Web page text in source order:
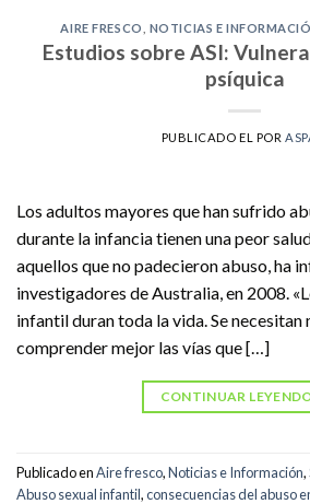
AIRE FRESCO NOTICIAS E
Estudios sobre ASI:
psíquica
PUBLICADO EL POR
Los adultos mayores que han sufrido
durante la infancia tienen una peor
aquellos que no padecieron abuso, ha
investigadores de Australia, en 2008.
infantil duran toda la vida. Se necesitan
comprender mejor las vías que […]
CONTINUAR
Publicado enAire fresco,Noticias e Información,
Abuso sexual infantil,consecuencias del abuso